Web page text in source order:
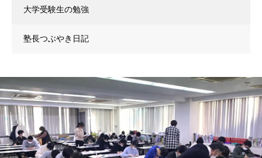
大学受験生の勉強
塾長つぶやき日記